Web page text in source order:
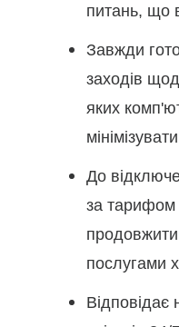
питань, що
Завжди
заходів
яких
До
за тарифом
послугами
Відповідає